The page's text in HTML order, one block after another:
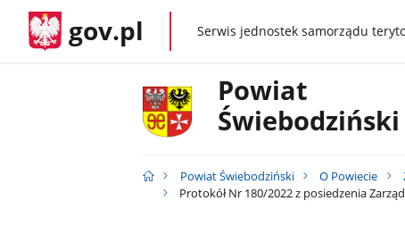
gov.pl gov.plSerwis jednostek samorządu
Powiat
Świebodziński
Powiat Świebodziński O Powiecie
Protokół Nr 180/2022 z posiedzenia